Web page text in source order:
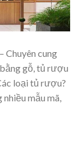
Chuyên cung
gỗ, tủ rượu
loại tủ rượu?
mẫu mã,